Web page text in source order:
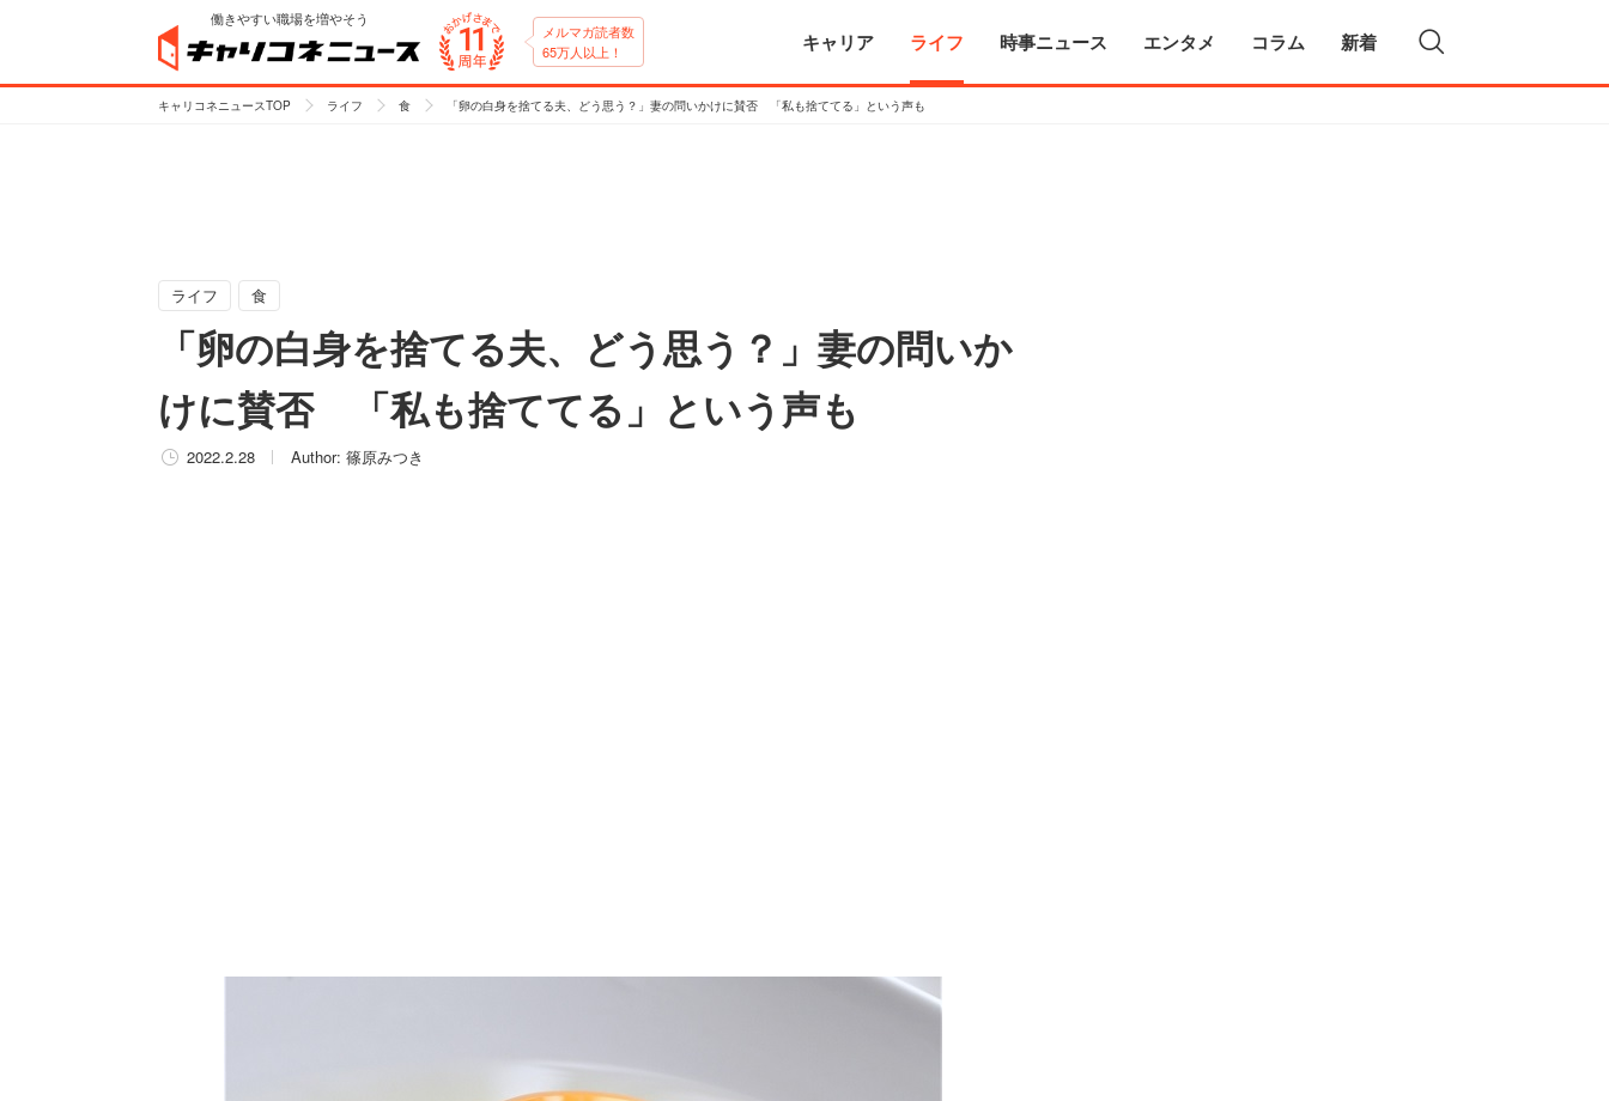
働きやすい職場を増やそう
メルマガ読者数
65万人以上！
キャリア ライフ 時事ニュース エンタメ コラム 新着
キャリコネニュースTOP ライフ 食 「卵の白身を捨てる夫、どう思う？」妻の問いかけに賛否 「私も捨ててる」という声も
ライフ 食
「卵の白身を捨てる夫、どう思う？」妻の問いか
けに賛否 「私も捨ててる」という声も
2022.2.28 Author: 篠原みつき